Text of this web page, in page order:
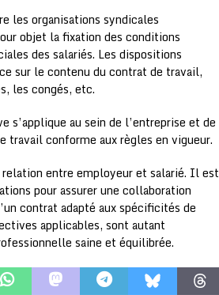
les organisations syndicales
objet la fixation des conditions
des salariés. Les dispositions
sur le contenu du contrat de travail,
les congés, etc.
au sein de l’entreprise et de
travail conforme aux règles en vigueur.
entre employeur et salarié. Il est
pour assurer une collaboration
contrat adapté aux spécificités de
applicables, sont autant
saine et équilibrée.